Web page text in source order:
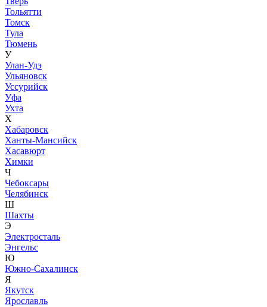
Тольятти
Томск
Тула
Тюмень
У
Улан-Удэ
Ульяновск
Уссурийск
Уфа
Ухта
Х
Хабаровск
Ханты-Мансийск
Хасавюрт
Химки
Ч
Чебоксары
Челябинск
Ш
Шахты
Э
Электросталь
Энгельс
Ю
Южно-Сахалинск
Я
Якутск
Ярославль